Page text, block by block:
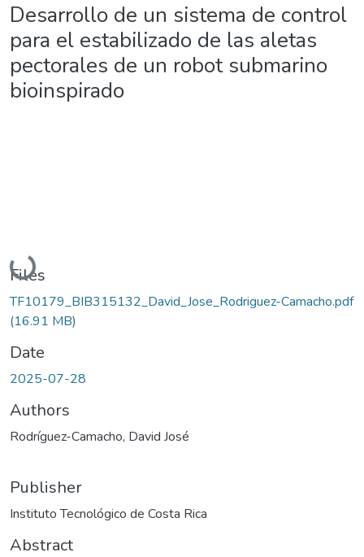
Desarrollo de un sistema de control
para el estabilizado de las aletas
pectorales de un robot submarino
bioinspirado
Loading...
Files
TF10179_BIB315132_David_Jose_Rodriguez-Camacho.pdf
(16.91 MB)
Date
2025-07-28
Authors
Rodríguez-Camacho, David José
Publisher
Instituto Tecnológico de Costa Rica
Abstract